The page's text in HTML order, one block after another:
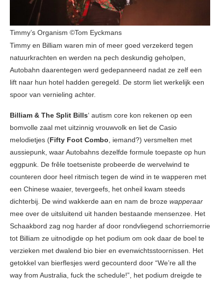
Timmy’s Organism ©Tom Eyckmans
Timmy en Billiam waren min of meer goed verzekerd tegen
natuurkrachten en werden na pech deskundig geholpen,
Autobahn daarentegen werd gedepanneerd nadat ze zelf een
lift naar hun hotel hadden geregeld. De storm liet werkelijk een
spoor van vernieling achter.
Billiam & The Split Bills‘ autism core kon rekenen op een
bomvolle zaal met uitzinnig vrouwvolk en liet de Casio
melodietjes (Fifty Foot Combo, iemand?) versmelten met
aussiepunk, waar Autobahns dezelfde formule toepaste op hun
eggpunk. De frêle toetseniste probeerde de wervelwind te
counteren door heel ritmisch tegen de wind in te wapperen met
een Chinese waaier, tevergeefs, het onheil kwam steeds
dichterbij. De wind wakkerde aan en nam de broze wapperaar
mee over de uitsluitend uit handen bestaande mensenzee. Het
Schaakbord zag nog harder af door rondvliegend schorriemorrie
tot Billiam ze uitnodigde op het podium om ook daar de boel te
verzieken met dwalend bio bier en evenwichtsstoornissen. Het
getokkel van bierflesjes werd gecounterd door “We’re all the
way from Australia, fuck the schedule!”, het podium dreigde te